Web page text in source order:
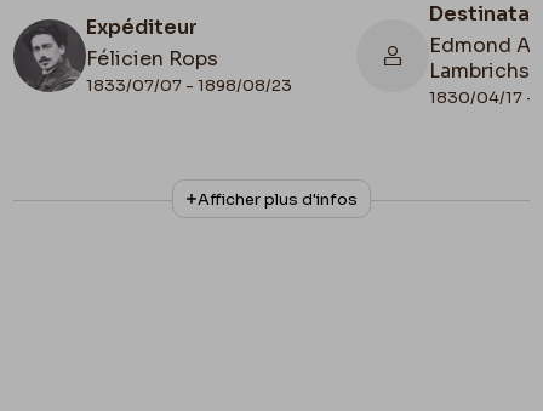
Expéditeur
Félicien Rops
1833/07/07 - 1898/08/23
Edmond
Lambrichs
1830/04/17 -
N° d'inventaire
III/215/11/14
Collationnage
Autographe
Afficher plus d'infos